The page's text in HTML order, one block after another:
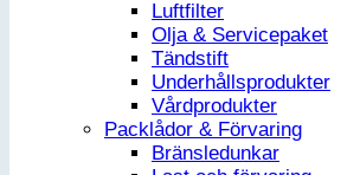
Luftfilter
Olja & Servicepaket
Tändstift
Underhållsprodukter
Vårdprodukter
Packlådor & Förvaring
Bränsledunkar